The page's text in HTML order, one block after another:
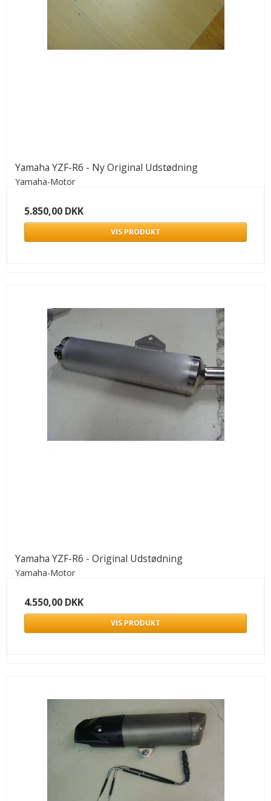
Yamaha YZF-R6 - Ny Original Udstødning
Yamaha-Motor
5.850,00 DKK
VIS PRODUKT
Yamaha YZF-R6 - Original Udstødning
Yamaha-Motor
4.550,00 DKK
VIS PRODUKT